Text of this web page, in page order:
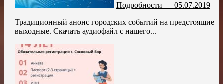
Подробности — 05.07.2019
Традиционный анонс городских событий на предстоящие
выходные. Скачать аудиофайл с нашего...